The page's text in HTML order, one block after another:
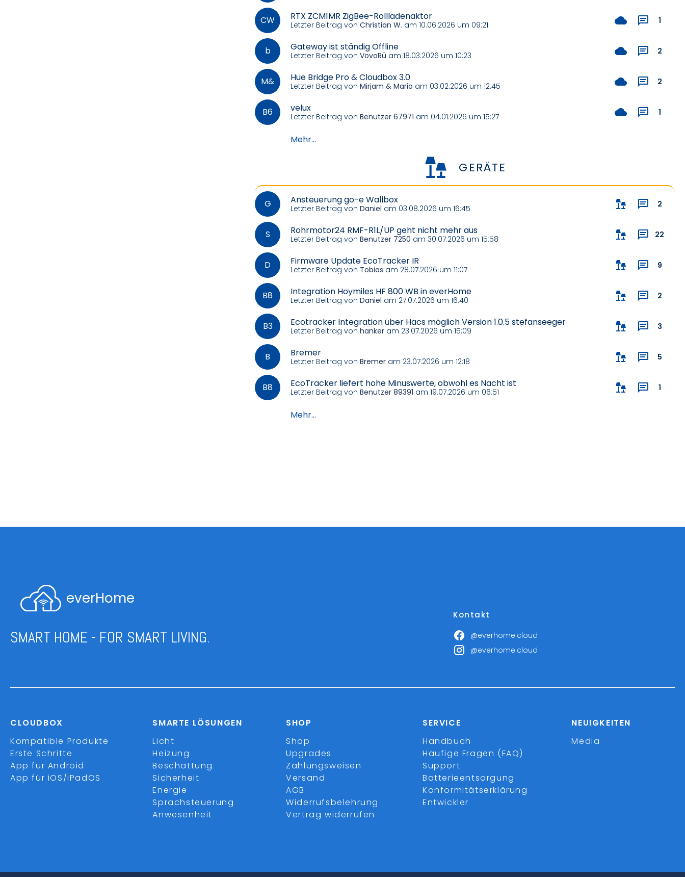
RTX ZCM1MR ZigBee-Rollladenaktor
Letzter Beitrag von Christian W. am 10.06.2026 um 09:21 1
Gateway ist ständig Offline
Letzter Beitrag von VovoRü am 18.03.2026 um 10:23 2
Hue Bridge Pro & Cloudbox 3.0
Letzter Beitrag von Mirjam & Mario am 03.02.2026 um 12:45 2
velux
Letzter Beitrag von Benutzer 67971 am 04.01.2026 um 15:27 1
Mehr...
GERÄTE
Ansteuerung go-e Wallbox
Letzter Beitrag von Daniel am 03.08.2026 um 16:45 2
Rohrmotor24 RMF-R1L/UP geht nicht mehr aus
Letzter Beitrag von Benutzer 7250 am 30.07.2026 um 15:58 22
Firmware Update EcoTracker IR
Letzter Beitrag von Tobias am 28.07.2026 um 11:07 9
Integration Hoymiles HF 800 WB in everHome
Letzter Beitrag von Daniel am 27.07.2026 um 16:40 2
Ecotracker Integration über Hacs möglich Version 1.0.5 stefanseeger
Letzter Beitrag von hanker am 23.07.2026 um 15:09 3
Bremer
Letzter Beitrag von Bremer am 23.07.2026 um 12:18 5
EcoTracker liefert hohe Minuswerte, obwohl es Nacht ist
Letzter Beitrag von Benutzer 89391 am 19.07.2026 um 06:51 1
Mehr...
everHome
SMART HOME - FOR SMART LIVING.
Kontakt
@everhome.cloud
@everhome.cloud
CLOUDBOX
Kompatible Produkte
Erste Schritte
App für Android
App für iOS/iPadOS
SMARTE LÖSUNGEN
Licht
Heizung
Beschattung
Sicherheit
Energie
Sprachsteuerung
Anwesenheit
SHOP
Shop
Upgrades
Zahlungsweisen
Versand
AGB
Widerrufsbelehrung
Vertrag widerrufen
SERVICE
Handbuch
Häufige Fragen (FAQ)
Support
Batterieentsorgung
Konformitätserklärung
Entwickler
NEUIGKEITEN
Media